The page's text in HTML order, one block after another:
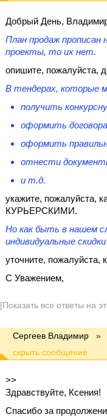
Добрый День,
План продаж прописан
проекты, то их нет.
опишите, пожалуйста,
В тендерах, которые
получить
оформить
оформить
отнести
и т.д.
укажите, пожалуйста,
КУРЬЕРСКИМИ.
Но как быть в нашем
индивидуальные
уточните, пожалуйста,
С Уважением,
[Показать все ответы на
Сергеев Владимир »
>>
Здравствуйте, Ксения!
Спасибо за